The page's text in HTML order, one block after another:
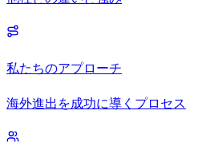
私たちのアプローチ
海外進出を成功に導くプロセス